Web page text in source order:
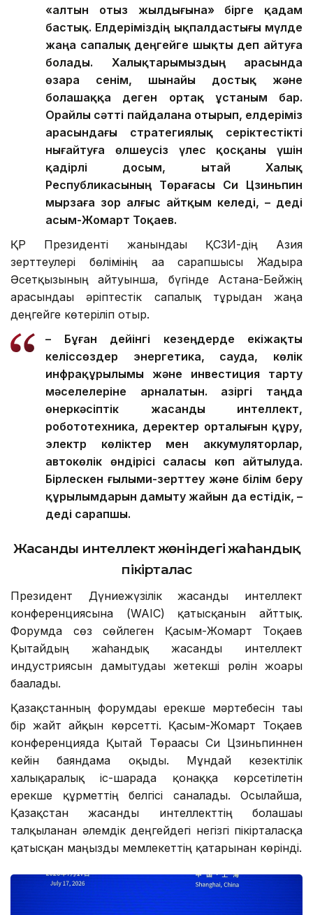
«алтын отыз жылдығына» бірге қадам
бастық. Елдеріміздің ықпалдастығы мүлде
жаңа сапалық деңгейге шықты деп айтуға
болады. Халықтарымыздың арасында
өзара сенім, шынайы достық және
болашаққа деген ортақ ұстаным бар.
Орайлы сәтті пайдалана отырып, елдеріміз
арасындағы стратегиялық серіктестікті
нығайтуға өлшеусіз үлес қосқаны үшін
қадірлі досым, Қытай Халық
Республикасының Төрағасы Си Цзиньпин
мырзаға зор алғыс айтқым келеді, – деді
Қасым-Жомарт Тоқаев.
ҚР Президенті жанындағы ҚСЗИ-дің Азия
зерттеулері бөлімінің аға сарапшысы Жадыра
Әсетқызының айтуынша, бүгінде Астана-Бейжің
арасындағы әріптестік сапалық тұрғыдан жаңа
деңгейге көтеріліп отыр.
– Бұған дейінгі кезеңдерде екіжақты
келіссөздер энергетика, сауда, көлік
инфрақұрылымы және инвестиция тарту
мәселелеріне арналатын. Қазіргі таңда
өнеркәсіптік жасанды интеллект,
робототехника, деректер орталығын құру,
электр көліктер мен аккумуляторлар,
автокөлік өндірісі саласы көп айтылуда.
Бірлескен ғылыми-зерттеу және білім беру
құрылымдарын дамыту жайын да естідік, –
деді сарапшы.
Жасанды интеллект жөніндегі жаһандық
пікірталас
Президент Дүниежүзілік жасанды интеллект
конференциясына (WAIC) қатысқанын айттық.
Форумда сөз сөйлеген Қасым-Жомарт Тоқаев
Қытайдың жаһандық жасанды интеллект
индустриясын дамытудағы жетекші рөлін жоғары
бағалады.
Қазақстанның форумдағы ерекше мәртебесін тағы
бір жайт айқын көрсетті. Қасым-Жомарт Тоқаев
конференцияда Қытай Төрағасы Си Цзиньпиннен
кейін баяндама оқыды. Мұндай кезектілік
халықаралық іс-шарада қонаққа көрсетілетін
ерекше құрметтің белгісі саналады. Осылайша,
Қазақстан жасанды интеллекттің болашағы
талқыланған әлемдік деңгейдегі негізгі пікірталасқа
қатысқан маңызды мемлекеттің қатарынан көрінді.